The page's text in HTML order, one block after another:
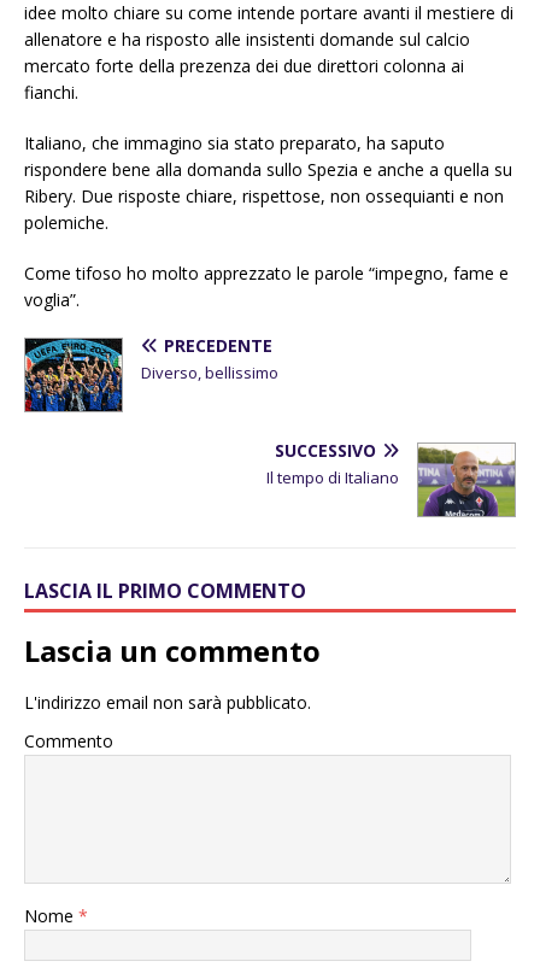
idee molto chiare su come intende portare avanti il mestiere di
allenatore e ha risposto alle insistenti domande sul calcio
mercato forte della prezenza dei due direttori colonna ai
fianchi.
Italiano, che immagino sia stato preparato, ha saputo
rispondere bene alla domanda sullo Spezia e anche a quella su
Ribery. Due risposte chiare, rispettose, non ossequianti e non
polemiche.
Come tifoso ho molto apprezzato le parole “impegno, fame e
voglia”.
PRECEDENTE
Diverso, bellissimo
SUCCESSIVO
Il tempo di Italiano
LASCIA IL PRIMO COMMENTO
Lascia un commento
L'indirizzo email non sarà pubblicato.
Commento
Nome *